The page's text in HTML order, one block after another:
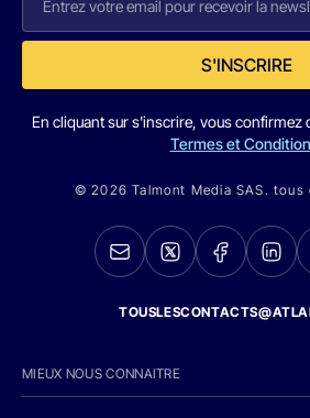
S'INSCRIRE
En cliquant sur s'inscrire, vous confirmez
Termes et
© 2026 Talmont Media SAS. tous
MIEUX NOUS CONNAITRE